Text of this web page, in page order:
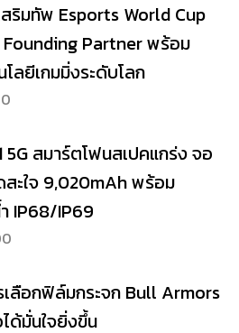
ริมทัพ Esports World Cup
Founding Partner พร้อม
ลยีเกมมิ่งระดับโลก
5G สมาร์ตโฟนสเปคแกร่ง จอ
สะใจ 9,020mAh พร้อม
IP68/IP69
ลือกฟิล์มกระจก Bull Armors
ด้มั่นใจยิ่งขึ้น